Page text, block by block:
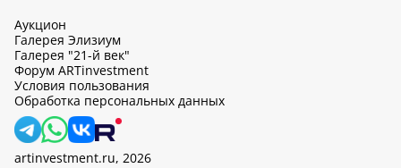
Аукцион
Галерея Элизиум
Галерея "21-й век"
Форум ARTinvestment
Условия пользования
Обработка персональных данных
artinvestment.ru, 2026